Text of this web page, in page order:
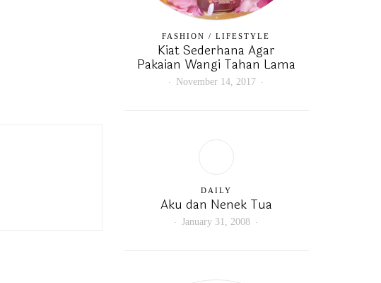
FASHION /LIFESTYLE
Kiat Sederhana Agar
Pakaian Wangi Tahan Lama
November 14, 2017
DAILY
Aku dan Nenek Tua
January 31, 2008